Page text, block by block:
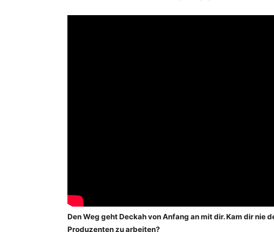
Den Weg geht Deckah von Anfang an mit dir. Kam dir nie
Produzenten zu arbeiten?